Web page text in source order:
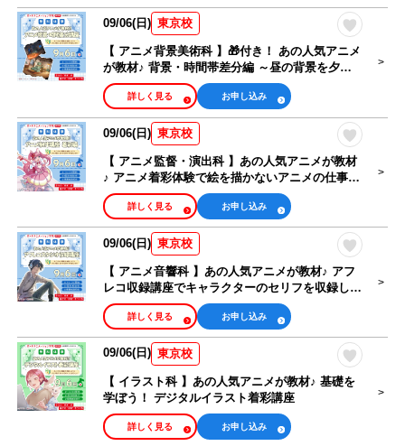
09/06(日) 東京校
【 アニメ背景美術科 】🎁付き！ あの人気アニメ
が教材♪ 背景・時間帯差分編 ～昼の背景を夕方
にするテクニック～
お申し込み
詳しく見る
09/06(日) 東京校
【 アニメ監督・演出科 】あの人気アニメが教材
♪ アニメ着彩体験で絵を描かないアニメの仕事を
体験
お申し込み
詳しく見る
09/06(日) 東京校
【 アニメ音響科 】あの人気アニメが教材♪ アフ
レコ収録講座でキャラクターのセリフを収録しよ
う！
お申し込み
詳しく見る
09/06(日) 東京校
【 イラスト科 】あの人気アニメが教材♪ 基礎を
学ぼう！ デジタルイラスト着彩講座
お申し込み
詳しく見る